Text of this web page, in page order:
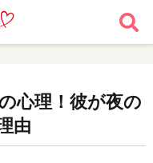
心理！彼が夜の
由